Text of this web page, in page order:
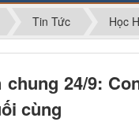
Tin Tức Học
chung 24/9:
cùng